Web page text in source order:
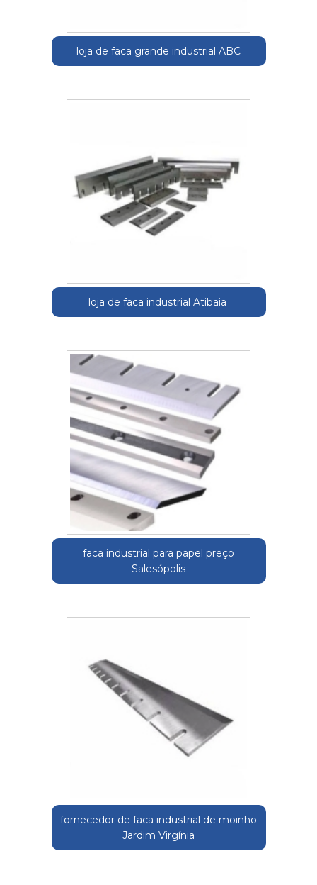
loja de faca grande industrial ABC
loja de faca industrial Atibaia
faca industrial para papel preço
Salesópolis
fornecedor de faca industrial de moinho
Jardim Virgínia